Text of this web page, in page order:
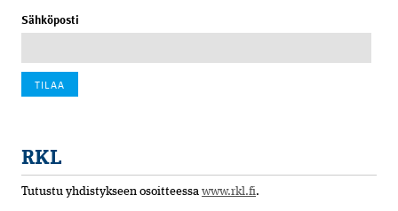
Sähköposti
RKL
Tutustu yhdistykseen osoitteessa www.rkl.fi.